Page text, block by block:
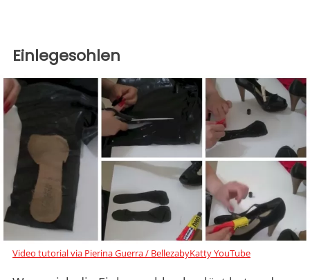
Einlegesohlen
Video tutorial via Pierina Guerra / BellezabyKatty YouTube